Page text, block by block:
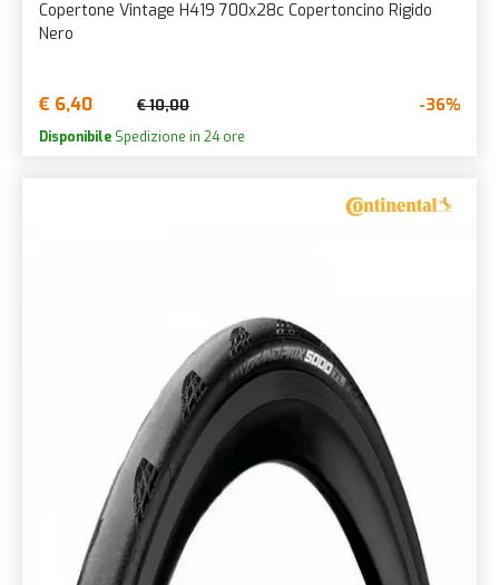
Copertone Vintage H419 700x28c Copertoncino Rigido
Nero
€ 6,40 € 10,00 -36%
Disponibile Spedizione in 24 ore